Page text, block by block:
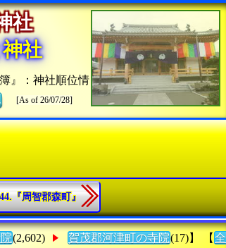
社
社
』：神社順位情
[As of 26/07/28]
44.『周智郡森町』
(2,602) 賀茂郡河津町の寺院(17)】 【 全